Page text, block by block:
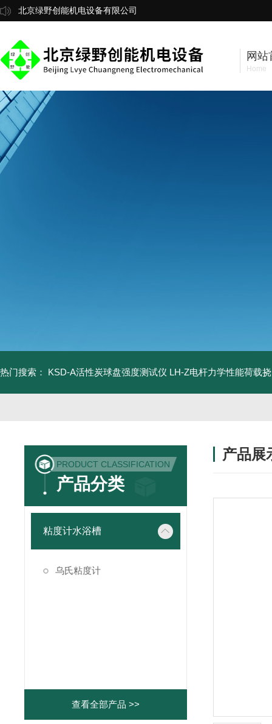
北京绿野创能机电设备有限公司
网站
Home
热门搜索： KSD-A活性炭球盘强度测试仪 LH-Z电杆力学性能荷载
PRODUCT CLASSIFICATION
产品分类
粘度计水浴槽
乌氏粘度计
查看全部产品 >>
产品展